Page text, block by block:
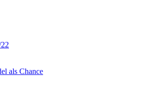
als Chance